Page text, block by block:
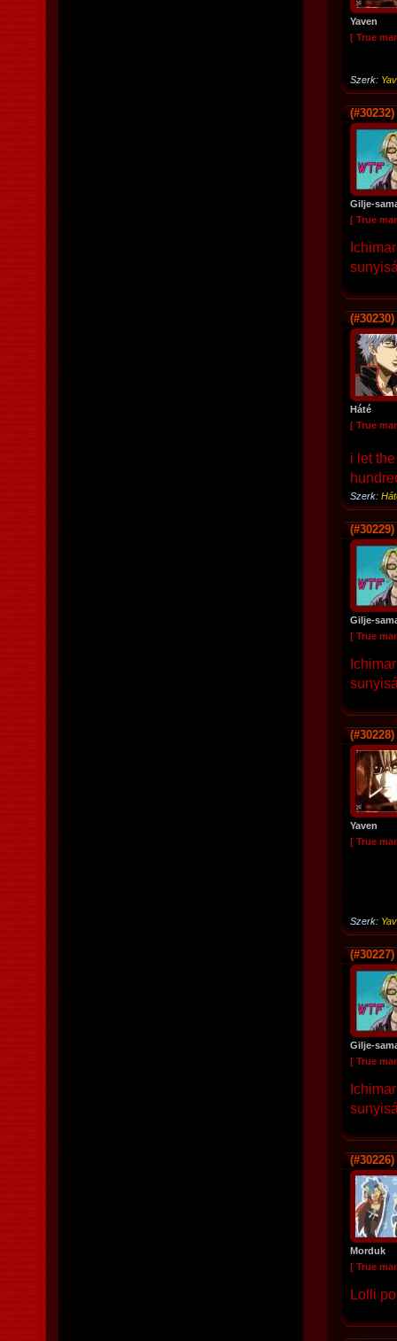
Yaven
[ True
Szerk:
(#30232)
Gilje-
[ True
(#30230)
Háté
[ True
i let
Szerk:
(#30229)
Gilje-
[ True
(#30228)
Yaven
[ True
Szerk:
(#30227)
Gilje-
[ True
(#30226)
Morduk
[ True
Lolli